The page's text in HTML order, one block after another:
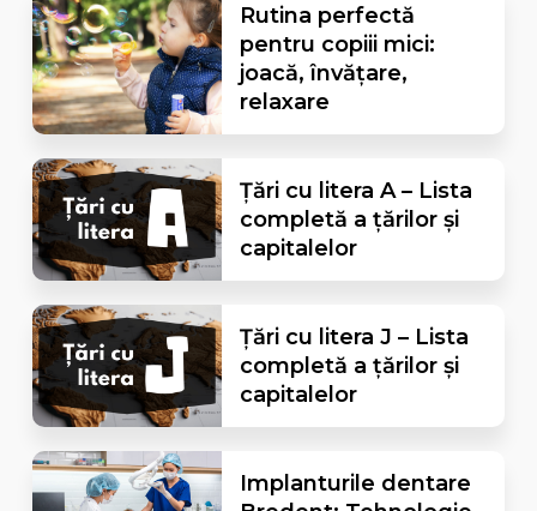
Rutina perfectă
pentru copiii mici:
joacă, învățare,
relaxare
Țări cu litera A – Lista
completă a țărilor și
capitalelor
Țări cu litera J – Lista
completă a țărilor și
capitalelor
Implanturile dentare